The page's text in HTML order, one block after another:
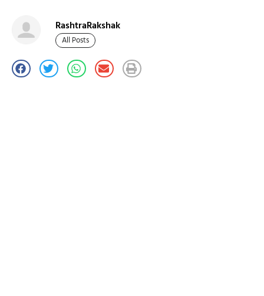
RashtraRakshak
All Posts